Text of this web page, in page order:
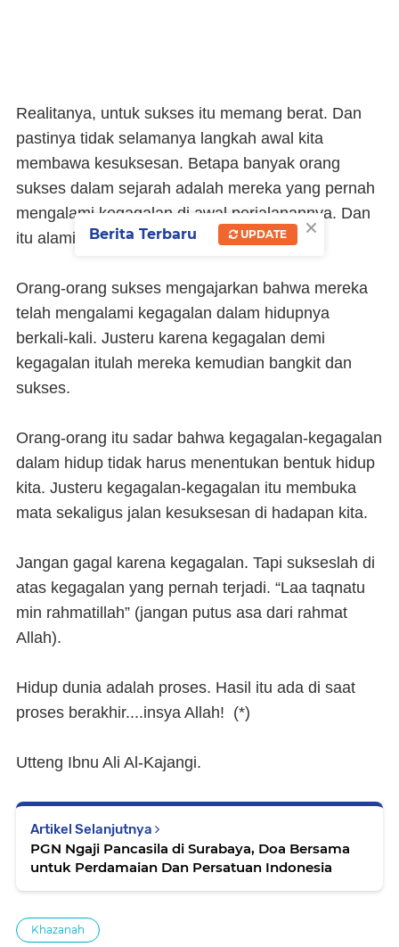
Realitanya, untuk sukses itu memang berat. Dan
pastinya tidak selamanya langkah awal kita
membawa kesuksesan. Betapa banyak orang
sukses dalam sejarah adalah mereka yang pernah
mengalami kegagalan di awal perjalanannya. Dan
itu alami.
Orang-orang sukses mengajarkan bahwa mereka
telah mengalami kegagalan dalam hidupnya
berkali-kali. Justeru karena kegagalan demi
kegagalan itulah mereka kemudian bangkit dan
sukses.
Orang-orang itu sadar bahwa kegagalan-kegagalan
dalam hidup tidak harus menentukan bentuk hidup
kita. Justeru kegagalan-kegagalan itu membuka
mata sekaligus jalan kesuksesan di hadapan kita.
Jangan gagal karena kegagalan. Tapi sukseslah di
atas kegagalan yang pernah terjadi. “Laa taqnatu
min rahmatillah” (jangan putus asa dari rahmat
Allah).
Hidup dunia adalah proses. Hasil itu ada di saat
proses berakhir....insya Allah! (*)
Utteng Ibnu Ali Al-Kajangi.
Artikel Selanjutnya
PGN Ngaji Pancasila di Surabaya, Doa Bersama
untuk Perdamaian Dan Persatuan Indonesia
Khazanah
×
Berita Terbaru UPDATE